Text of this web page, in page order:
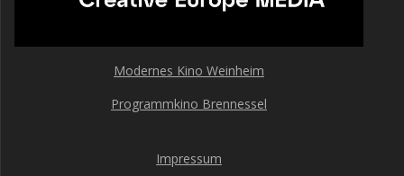
Modernes Kino Weinheim
Programmkino Brennessel
Impressum